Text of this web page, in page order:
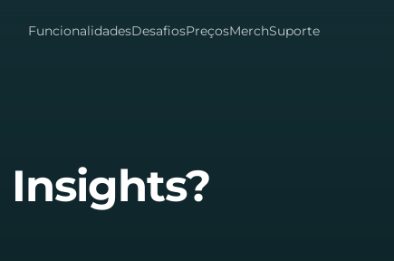
FuncionalidadesDesafiosPreçosMerchSuporte
Insights?